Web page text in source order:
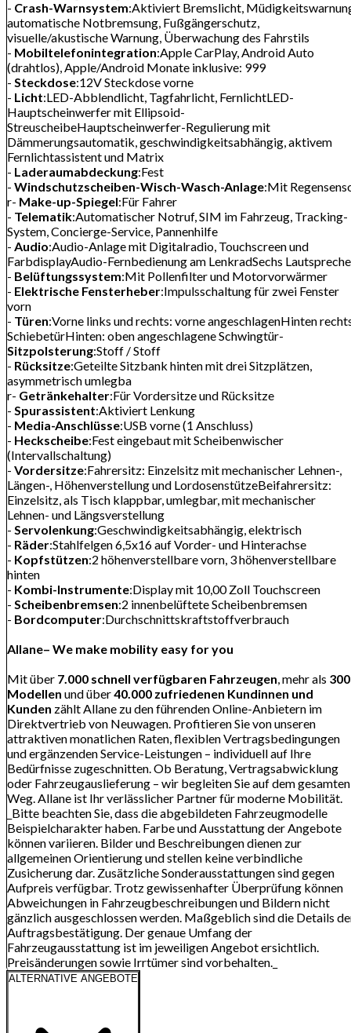
- Crash-Warnsystem:Aktiviert Bremslicht,
automatische Notbremsung, Fußgängerschutz,
visuelle/akustische Warnung, Überwachung des Fahrstils
- Mobiltelefonintegration:Apple CarPlay, Android Auto
(drahtlos), Apple/Android Monate inklusive: 999
- Steckdose:12V Steckdose vorne
- Licht:LED-Abblendlicht, Tagfahrlicht, FernlichtLED-
Hauptscheinwerfer mit Ellipsoid-
StreuscheibeHauptscheinwerfer-Regulierung mit
Dämmerungsautomatik, geschwindigkeitsabhängig, aktivem
Fernlichtassistent und Matrix
- Laderaumabdeckung:Fest
- Windschutzscheiben-Wisch-Wasch-Anlage:Mit
r- Make-up-Spiegel:Für Fahrer
- Telematik:Automatischer Notruf, SIM im Fahrzeug, Tracking-
System, Concierge-Service, Pannenhilfe
- Audio:Audio-Anlage mit Digitalradio, Touchscreen und
FarbdisplayAudio-Fernbedienung am LenkradSechs
- Belüftungssystem:Mit Pollenfilter und Motorvorwärmer
- Elektrische Fensterheber:Impulsschaltung für zwei Fenster
vorn
- Türen:Vorne links und rechts: vorne angeschlagenHinten
SchiebetürHinten: oben angeschlagene Schwingtür-
Sitzpolsterung:Stoff / Stoff
- Rücksitze:Geteilte Sitzbank hinten mit drei Sitzplätzen,
asymmetrisch umlegba
r- Getränkehalter:Für Vordersitze und Rücksitze
- Spurassistent:Aktiviert Lenkung
- Media-Anschlüsse:USB vorne (1 Anschluss)
- Heckscheibe:Fest eingebaut mit Scheibenwischer
(Intervallschaltung)
- Vordersitze:Fahrersitz: Einzelsitz mit mechanischer Lehnen-,
Längen-, Höhenverstellung und LordosenstützeBeifahrersitz:
Einzelsitz, als Tisch klappbar, umlegbar, mit mechanischer
Lehnen- und Längsverstellung
- Servolenkung:Geschwindigkeitsabhängig, elektrisch
- Räder:Stahlfelgen 6,5x16 auf Vorder- und Hinterachse
- Kopfstützen:2 höhenverstellbare vorn, 3 höhenverstellbare
hinten
- Kombi-Instrumente:Display mit 10,00 Zoll Touchscreen
- Scheibenbremsen:2 innenbelüftete Scheibenbremsen
- Bordcomputer:Durchschnittskraftstoffverbrauch
Allane– We make mobility easy for you
Mit über 7.000 schnell verfügbaren Fahrzeugen , mehr als 300
Modellen und über40.000 zufriedenen Kundinnen und
Kunden zählt Allane zu den führenden Online-Anbietern im
Direktvertrieb von Neuwagen. Profitieren Sie von unseren
attraktiven monatlichen Raten, flexiblen Vertragsbedingungen
und ergänzenden Service-Leistungen – individuell auf Ihre
Bedürfnisse zugeschnitten. Ob Beratung, Vertragsabwicklung
oder Fahrzeugauslieferung – wir begleiten Sie auf dem gesamten
Weg. Allane ist Ihr verlässlicher Partner für moderne Mobilität.
_Bitte beachten Sie, dass die abgebildeten Fahrzeugmodelle
Beispielcharakter haben. Farbe und Ausstattung der Angebote
können variieren. Bilder und Beschreibungen dienen zur
allgemeinen Orientierung und stellen keine verbindliche
Zusicherung dar. Zusätzliche Sonderausstattungen sind gegen
Aufpreis verfügbar. Trotz gewissenhafter Überprüfung können
Abweichungen in Fahrzeugbeschreibungen und Bildern nicht
gänzlich ausgeschlossen werden. Maßgeblich sind die Details
Auftragsbestätigung. Der genaue Umfang der
Fahrzeugausstattung ist im jeweiligen Angebot ersichtlich.
Preisänderungen sowie Irrtümer sind vorbehalten._
ALTERNATIVE ANGEBOTE